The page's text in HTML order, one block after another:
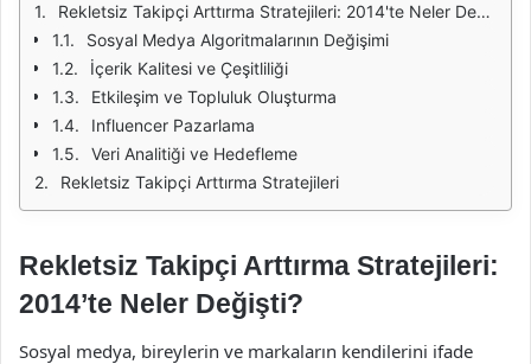
Rekletsiz Takipçi Arttırma Stratejileri: 2014'te Neler Değişti?
Sosyal Medya Algoritmalarının Değişimi
İçerik Kalitesi ve Çeşitliliği
Etkileşim ve Topluluk Oluşturma
Influencer Pazarlama
Veri Analitiği ve Hedefleme
Rekletsiz Takipçi Arttırma Stratejileri
Rekletsiz Takipçi Arttırma Stratejileri:
2014’te Neler Değişti?
Sosyal medya, bireylerin ve markaların kendilerini ifade